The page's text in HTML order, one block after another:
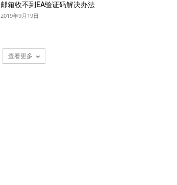
邮箱收不到EA验证码解决办法
2019年9月19日
查看更多